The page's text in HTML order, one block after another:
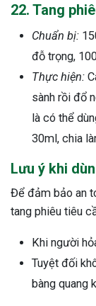
22. Tang
Chuẩn bị:
đỗ trọng,
Thực hiện:
sành rồi đổ
là có thể
30ml, chia
Lưu ý khi
Để đảm bảo an
tang phiêu tiêu
Khi người
Tuyệt đối
bàng quang